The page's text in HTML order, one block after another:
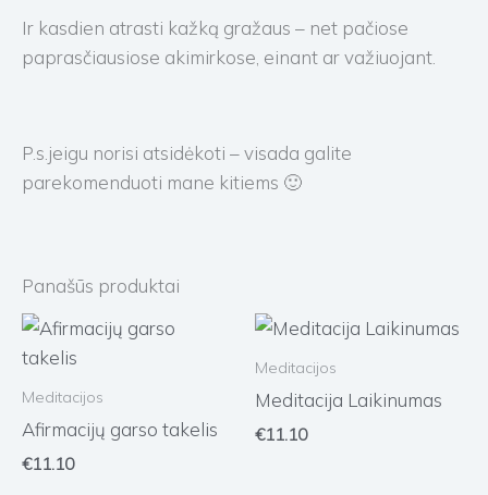
Ir kasdien atrasti kažką gražaus – net pačiose
paprasčiausiose akimirkose, einant ar važiuojant.
P.s.jeigu norisi atsidėkoti – visada galite
parekomenduoti mane kitiems 🙂
Panašūs produktai
Meditacijos
Afirmacijų garso takelis
€11.10
Meditacijos
Meditacija Laikinumas
€11.10